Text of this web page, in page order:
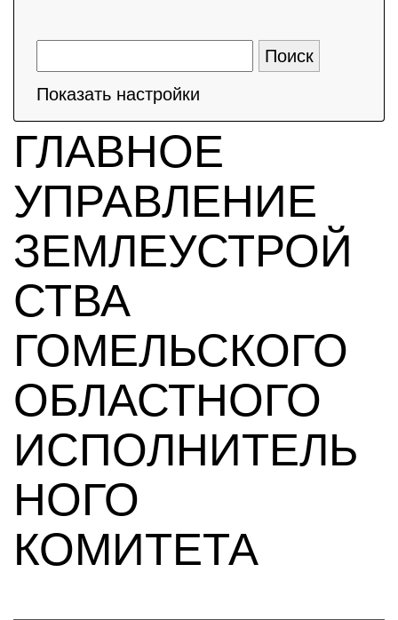
Показать настройки
ГЛАВНОЕ
УПРАВЛЕНИЕ
ЗЕМЛЕУСТРОЙ
СТВА
ГОМЕЛЬСКОГО
ОБЛАСТНОГО
ИСПОЛНИТЕЛЬ
НОГО
КОМИТЕТА